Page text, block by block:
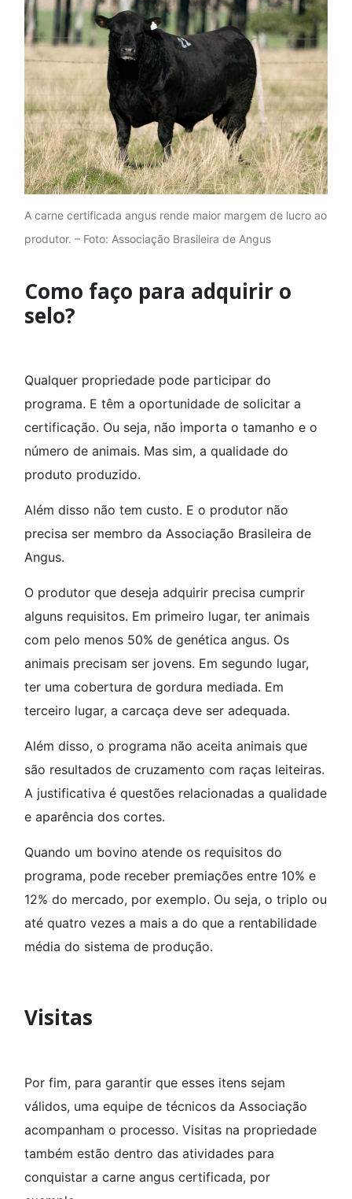
A carne certificada angus rende maior margem de lucro ao
produtor. – Foto: Associação Brasileira de Angus
Como faço para adquirir o
selo?
Qualquer propriedade pode participar do
programa. E têm a oportunidade de solicitar a
certificação. Ou seja, não importa o tamanho e o
número de animais. Mas sim, a qualidade do
produto produzido.
Além disso não tem custo. E o produtor não
precisa ser membro da Associação Brasileira de
Angus.
O produtor que deseja adquirir precisa cumprir
alguns requisitos. Em primeiro lugar, ter animais
com pelo menos 50% de genética angus. Os
animais precisam ser jovens. Em segundo lugar,
ter uma cobertura de gordura mediada. Em
terceiro lugar, a carcaça deve ser adequada.
Além disso, o programa não aceita animais que
são resultados de cruzamento com raças leiteiras.
A justificativa é questões relacionadas a qualidade
e aparência dos cortes.
Quando um bovino atende os requisitos do
programa, pode receber premiações entre 10% e
12% do mercado, por exemplo. Ou seja, o triplo ou
até quatro vezes a mais a do que a rentabilidade
média do sistema de produção.
Visitas
Por fim, para garantir que esses itens sejam
válidos, uma equipe de técnicos da Associação
acompanham o processo. Visitas na propriedade
também estão dentro das atividades para
conquistar a carne angus certificada, por